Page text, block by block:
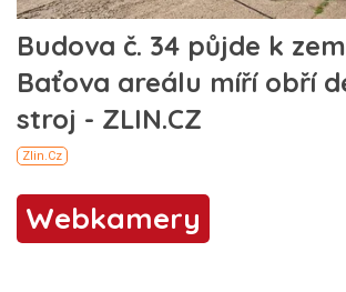
Webkamery